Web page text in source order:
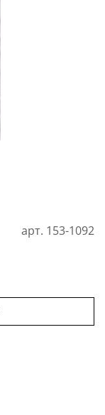
арт. 153-1092